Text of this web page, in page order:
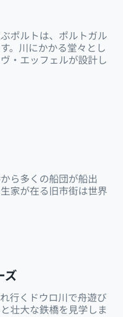
ポルトは、ポルトガル
。川にかかる堂々とし
・エッフェルが設計し
ら多くの船団が船出
家が在る旧市街は世界
ズ
行くドウロ川で舟遊び
壮大な鉄橋を見学しま